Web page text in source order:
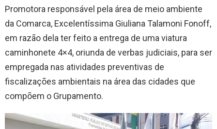
Promotora responsável pela área de meio ambiente
da Comarca, Excelentíssima Giuliana Talamoni Fonoff,
em razão dela ter feito a entrega de uma viatura
caminhonete 4×4, oriunda de verbas judiciais, para ser
empregada nas atividades preventivas de
fiscalizações ambientais na área das cidades que
compõem o Grupamento.